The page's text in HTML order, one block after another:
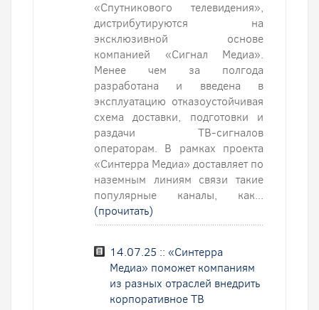
«Спутникового телевидения»,
дистрибутируются на
эксклюзивной основе
компанией «Сигнал Медиа».
Менее чем за полгода
разработана и введена в
эксплуатацию отказоустойчивая
схема доставки, подготовки и
раздачи ТВ-сигналов
операторам. В рамках проекта
«Синтерра Медиа» доставляет по
наземным линиям связи такие
популярные каналы, как...
(прочитать)
14.07.25 :: «Синтерра
Медиа» поможет компаниям
из разных отраслей внедрить
корпоративное ТВ